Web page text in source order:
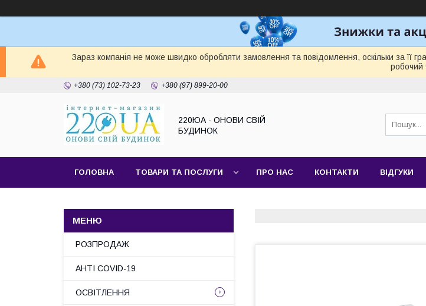
Зараз компанія не може швидко обробляти замовлення та повідомлення, оскільки за
робочий
+380 (73) 102-73-23 +380 (97) 899-20-00
220ЮА - ОНОВИ СВІЙ
БУДИНОК
ГОЛОВНА ТОВАРИ ТА ПОСЛУГИ ПРО НАС КОНТАКТИ ВІДГУКИ
РОЗПРОДАЖ
АНТІ COVID-19
ОСВІТЛЕННЯ